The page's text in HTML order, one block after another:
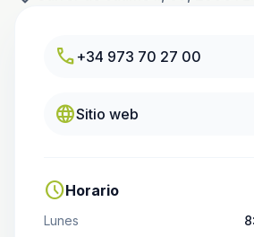
call +34 973 70 27 00
languageSitio web
scheduleHorario
Lunes